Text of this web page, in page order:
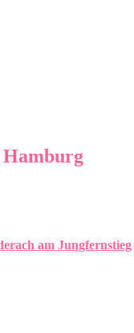
Hamburg
am Jungfernstieg